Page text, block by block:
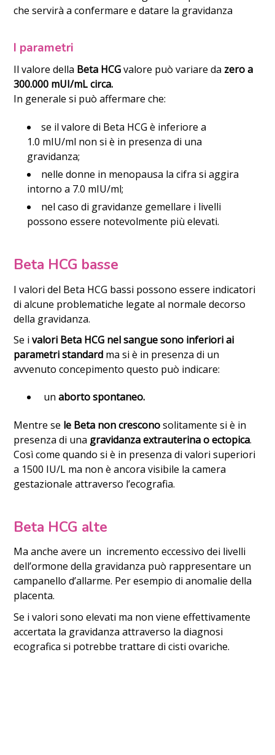
che servirà a confermare e datare la gravidanza
I parametri
Il valore della Beta HCGvalore può variare da zero a
300.000 mUI/mL circa.
In generale si può affermare che:
se il valore di Beta HCG è inferiore a
1.0 mIU/ml non si è in presenza di una
gravidanza;
nelle donne in menopausa la cifra si aggira
intorno a 7.0 mIU/ml;
nel caso di gravidanze gemellare i livelli
possono essere notevolmente più elevati.
Beta HCG basse
I valori del Beta HCG bassi possono essere indicatori
di alcune problematiche legate al normale decorso
della gravidanza.
Se ivalori Beta HCG nel sangue sono inferiori ai
parametri standard ma si è in presenza di un
avvenuto concepimento questo può indicare:
un aborto spontaneo.
Mentre se le Beta non cresconosolitamente si è in
presenza di una gravidanza extrauterina o ectopica.
Così come quando si è in presenza di valori superiori
a 1500 IU/L ma non è ancora visibile la camera
gestazionale attraverso l’ecografia.
Beta HCG alte
Ma anche avere un incremento eccessivo dei livelli
dell’ormone della gravidanza può rappresentare un
campanello d’allarme. Per esempio di anomalie della
placenta.
Se i valori sono elevati ma non viene effettivamente
accertata la gravidanza attraverso la diagnosi
ecografica si potrebbe trattare di cisti ovariche.